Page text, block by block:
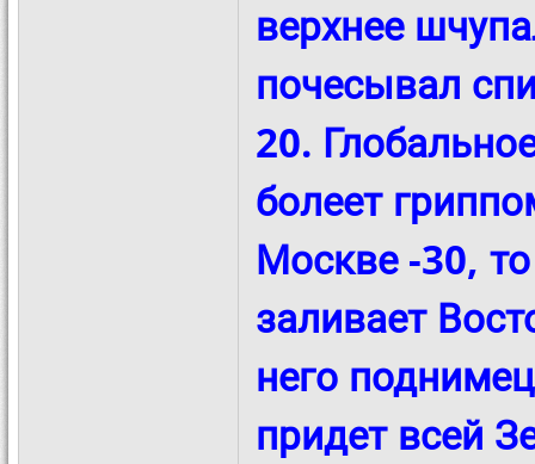
верхнее
почесывал
20.
болеет
Москве -30,
заливает
него
придет всей